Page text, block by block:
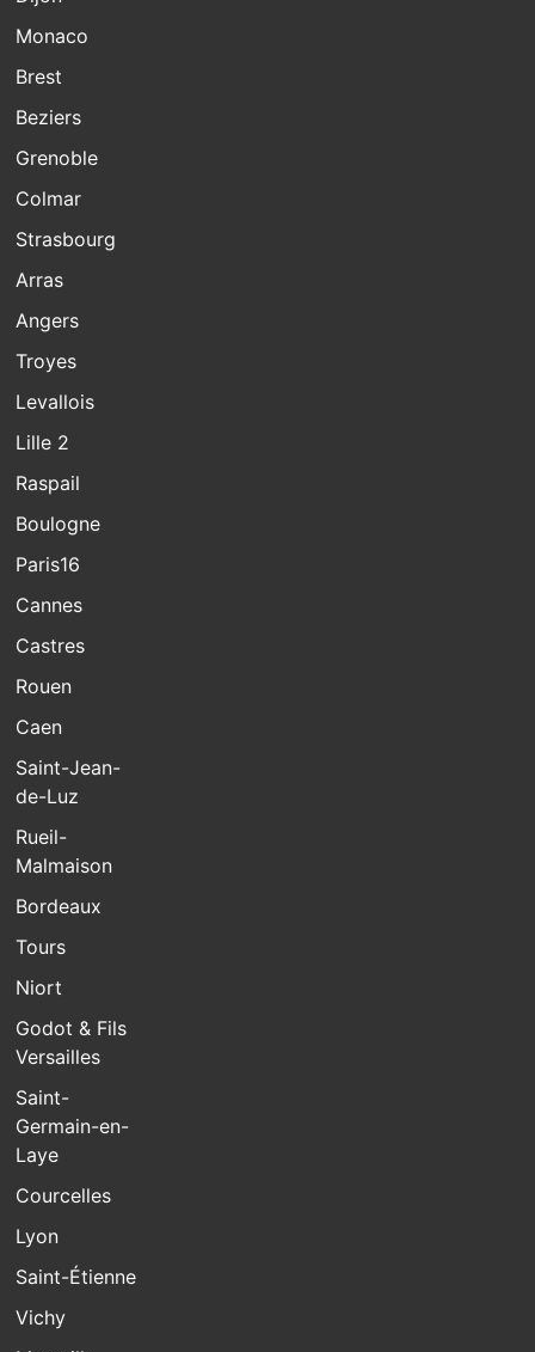
Monaco
Brest
Beziers
Grenoble
Colmar
Strasbourg
Arras
Angers
Troyes
Levallois
Lille 2
Raspail
Boulogne
Paris16
Cannes
Castres
Rouen
Caen
Saint-Jean-
de-Luz
Rueil-
Malmaison
Bordeaux
Tours
Niort
Godot & Fils
Versailles
Saint-
Germain-en-
Laye
Courcelles
Lyon
Saint-Étienne
Vichy